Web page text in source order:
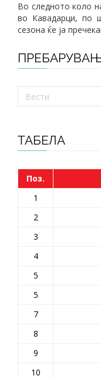
Во следното коло
во Кавадарци, по
сезона ќе ја
ТАБЕЛА
Поз.
1
2
3
4
5
5
7
8
9
10